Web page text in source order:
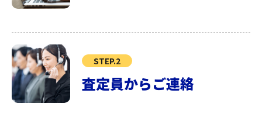
STEP.2
査定員からご連絡